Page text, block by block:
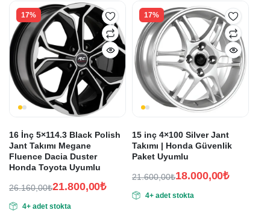
30.000,00₺.
17%
16 İnç 5×114.3 Black Polish
Jant Takımı Megane
Fluence Dacia Duster
Honda Toyota Uyumlu
26.160,00₺
fiyat:
21.800,00₺
andaki
4+ adet stokta
17%
15 inç 4×100 Silver Jant
Takımı | Honda Güvenlik
Paket Uyumlu
21.600,00₺
fiyat:
18.000,00₺
andaki
4+ adet stokta